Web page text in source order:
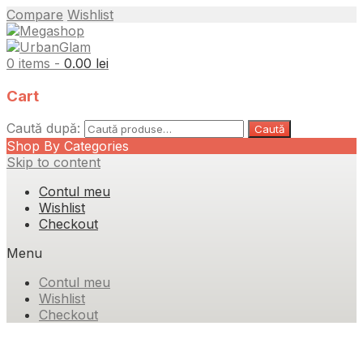
Compare Wishlist
0 items - 0.00 lei
Cart
Caută după: Caută
Shop By Categories
Skip to content
Contul meu
Wishlist
Checkout
Menu
Contul meu
Wishlist
Checkout